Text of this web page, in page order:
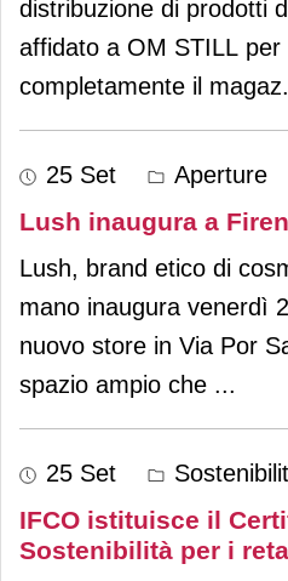
distribuzione di prodotti
affidato a OM STILL per
completamente il magaz
25 Set Aperture
Lush inaugura a
Lush, brand etico di
mano inaugura venerdì
nuovo store in Via Por
spazio ampio che ...
25 Set
IFCO istituisce il
Sostenibilità per i